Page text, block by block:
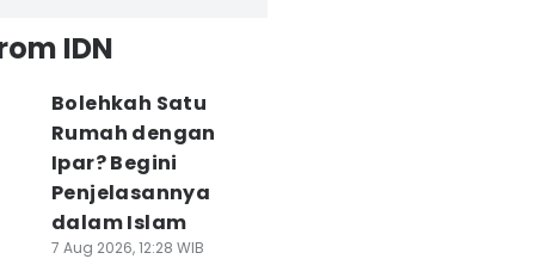
IDN
Bolehkah Satu
Rumah dengan
Ipar? Begini
Penjelasannya
dalam Islam
7 Aug 2026, 12:28 WIB